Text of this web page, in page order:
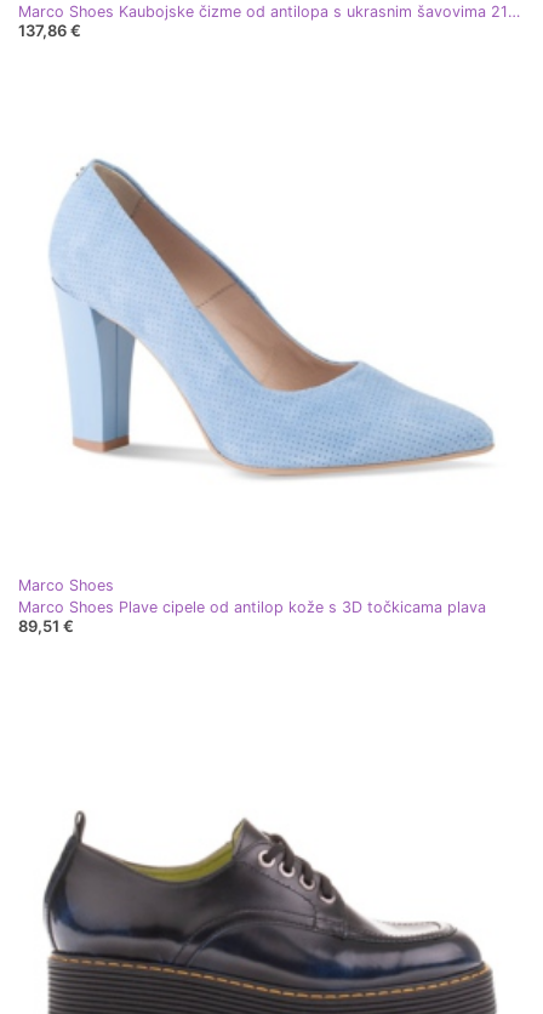
Marco Shoes Kaubojske čizme od antilopa s ukrasnim šavovima 2188B-1281-045-1 plava siva
137,86 €
Marco Shoes
Marco Shoes Plave cipele od antilop kože s 3D točkicama plava
89,51 €